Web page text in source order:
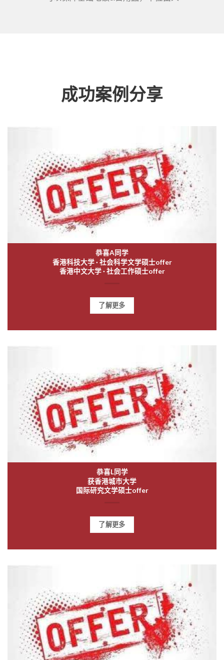
成功案例分享
恭喜A同学
香港科技大学 · 社会科学文学硕士offer
香港中文大学 · 社会工作硕士offer
了解更多
恭喜L同学
获香港城市大学
国际研究文学硕士offer
了解更多